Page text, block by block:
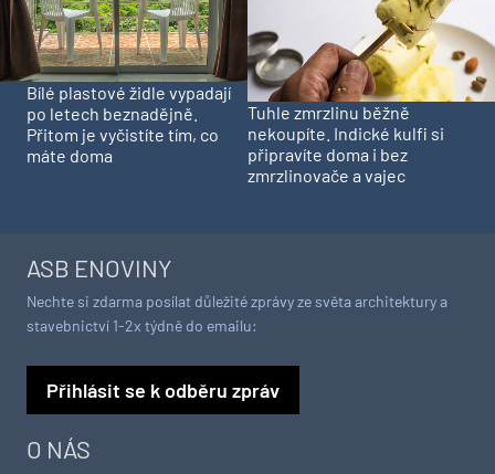
Bílé plastové židle vypadají
po letech beznadějně.
Přitom je vyčistíte tím, co
máte doma
Tuhle zmrzlinu běžně
nekoupíte. Indické kulfi si
připravíte doma i bez
zmrzlinovače a vajec
O NÁS
ASB ENOVINY
Nechte si zdarma posílat důležité zprávy ze světa architektury a
stavebnictví 1-2x týdně do emailu:
Přihlásit se k odběru zpráv